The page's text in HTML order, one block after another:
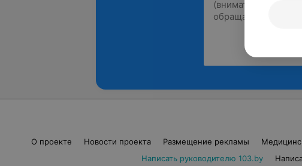
О проекте Новости проекта Размещение рекламы
Написать руководителю 103.by